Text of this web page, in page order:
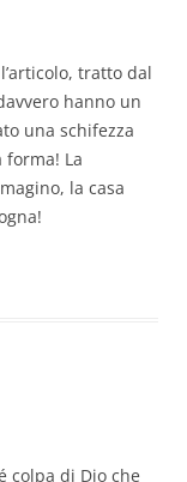
tratto dal
hanno un
una schifezza
La
la casa
colpa di Dio che